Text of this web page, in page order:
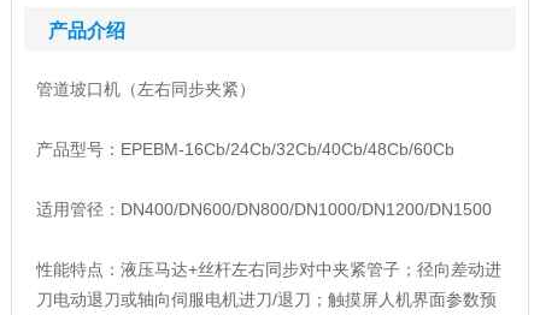
产品介绍
管道坡口机（左右同步夹紧）
产品型号：EPEBM-16Cb/24Cb/32Cb/40Cb/48Cb/60Cb
适用管径：DN400/DN600/DN800/DN1000/DN1200/DN1500
性能特点：液压马达+丝杆左右同步对中夹紧管子；径向差动进
刀电动退刀或轴向伺服电机进刀/退刀；触摸屏人机界面参数预